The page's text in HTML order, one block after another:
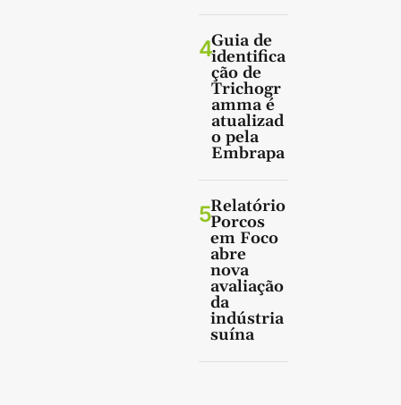
4Guia de
identifica
ção de
Trichogr
amma é
atualizad
o pela
Embrapa
5Relatório
Porcos
em Foco
abre
nova
avaliação
da
indústria
suína